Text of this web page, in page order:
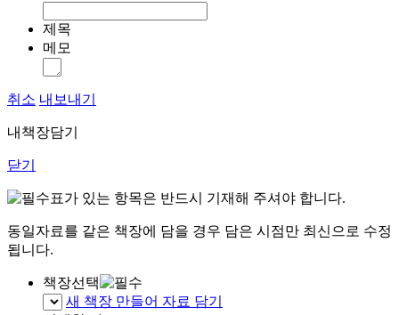
제목
메모
취소 내보내기
내책장담기
닫기
표가 있는 항목은 반드시 기재해 주셔야 합니다.
동일자료를 같은 책장에 담을 경우 담은 시점만 최신으로 수정
됩니다.
책장선택
새 책장 만들어 자료 담기